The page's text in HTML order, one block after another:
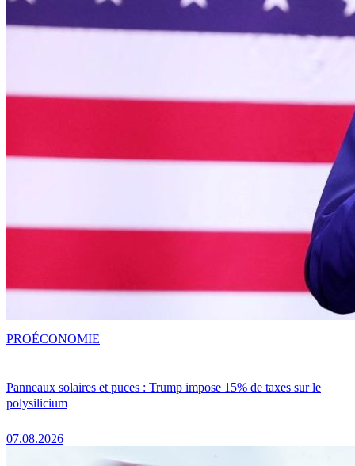
Panneaux solaires et puces : Trump impose 15% de taxes sur le
polysilicium
07.08.2026
PROÉCONOMIE